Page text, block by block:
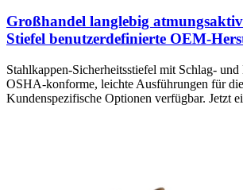
Großhandel langlebig
Stiefel benutzerdefinierte OEM-
Stahlkappen-Sicherheitsstiefel mit Schlag-
OSHA-konforme, leichte Ausführungen für
Kundenspezifische Optionen verfügbar. Jetzt